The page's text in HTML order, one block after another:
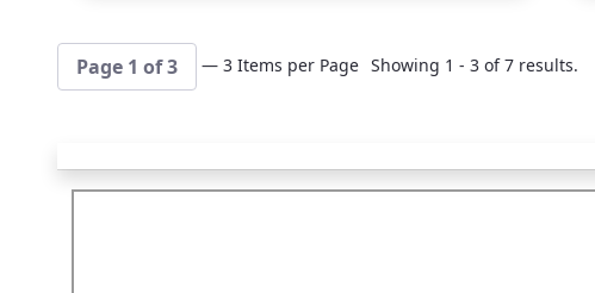
Page 1 of 3 — 3 Items per Page Showing 1 - 3 of 7 results.